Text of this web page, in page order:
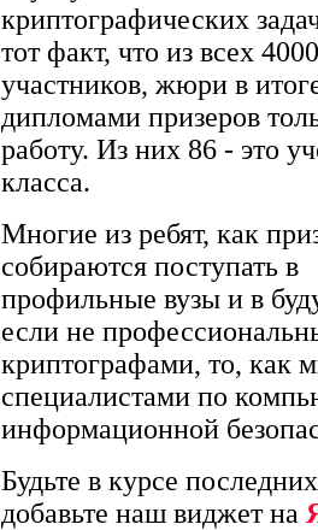
криптографических
тот факт, что из всех 4000
участников, жюри в
дипломами призеров
работу. Из них 86 - это
класса.
Многие из ребят, как
собираются поступать в
профильные вузы и в
если не
криптографами, то, как
специалистами по
информационной
Будьте в курсе
добавьте наш виджет на